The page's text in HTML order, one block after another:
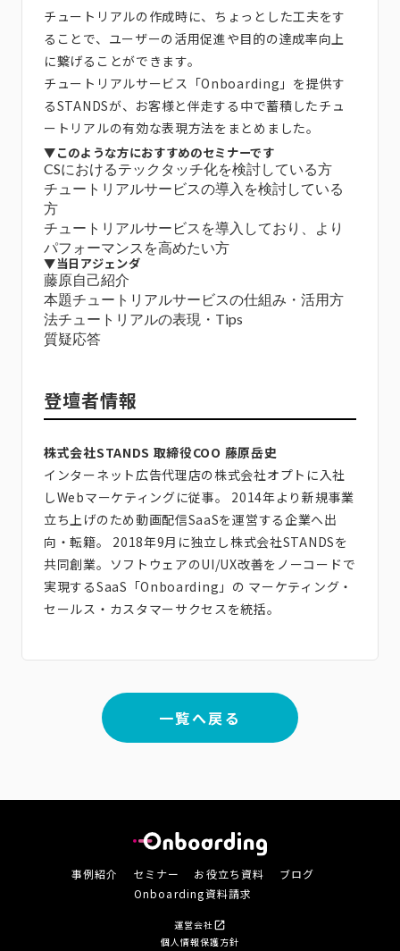
チュートリアルの作成時に、ちょっとした工夫をす
ることで、ユーザーの活用促進や目的の達成率向上
に繋げることができます。
チュートリアルサービス「Onboarding」を提供す
るSTANDSが、お客様と伴走する中で蓄積したチュ
ートリアルの有効な表現方法をまとめました。
▼このような方におすすめのセミナーです
CSにおけるテックタッチ化を検討している方
チュートリアルサービスの導入を検討している
方
チュートリアルサービスを導入しており、より
パフォーマンスを高めたい方
▼当日アジェンダ
藤原自己紹介
本題チュートリアルサービスの仕組み・活用方
法チュートリアルの表現・Tips
質疑応答
登壇者情報
株式会社STANDS 取締役COO 藤原岳史
インターネット広告代理店の株式会社オプトに入社
しWebマーケティングに従事。 2014年より新規事業
立ち上げのため動画配信SaaSを運営する企業へ出
向・転籍。 2018年9月に独立し株式会社STANDSを
共同創業。ソフトウェアのUI/UX改善をノーコードで
実現するSaaS「Onboarding」の マーケティング・
セールス・カスタマーサクセスを統括。
一覧へ戻る
事例紹介 セミナー お役立ち資料
ブログ
Onboarding資料請求
運営会社open_in_new
個人情報保護方針